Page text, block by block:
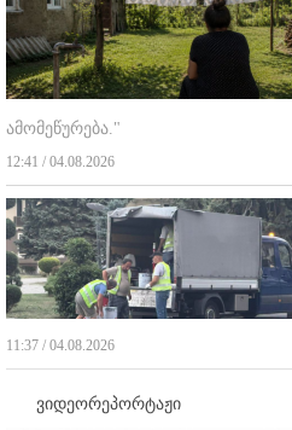
ამომეწურება."
12:41 / 04.08.2026
11:37 / 04.08.2026
ვიდეორეპორტაჟი